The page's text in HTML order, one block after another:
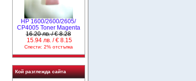
HP 1600/2600/2605/
CP4005 Toner Magenta
16.20 лв. / € 8.28
15.94 лв. / € 8.15
Спести: 2% отстъпка
Кой разглежда сайта